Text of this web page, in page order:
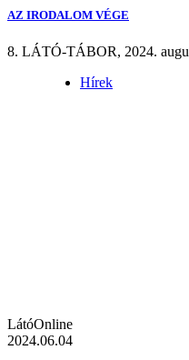
AZ IRODALOM VÉGE
8. LÁTÓ-TÁBOR, 2024.
Hírek
LátóOnline
2024.06.04